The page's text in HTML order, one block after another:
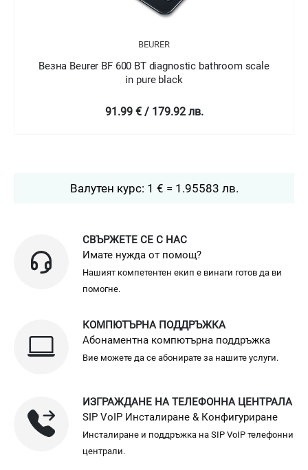
Везна Beurer BF 600 BF diagnostic bathroom scale
in pure white
91.99 € / 179.92 лв.
Валутен курс: 1 € = 1.95583 лв.
СВЪРЖЕТЕ СЕ С НАС
Имате нужда от помощ?
Нашият компетентен екип е винаги готов да ви
помогне.
КОМПЮТЪРНА ПОДДРЪЖКА
Абонаментна компютърна поддръжка
Вие можете да се абонирате за нашите услуги.
ИЗГРАЖДАНЕ НА ТЕЛЕФОННА ЦЕНТРАЛА
SIP VoIP Инсталиране & Конфигуриране
Инсталиране и поддръжка на SIP VoIP телефонни
централи.